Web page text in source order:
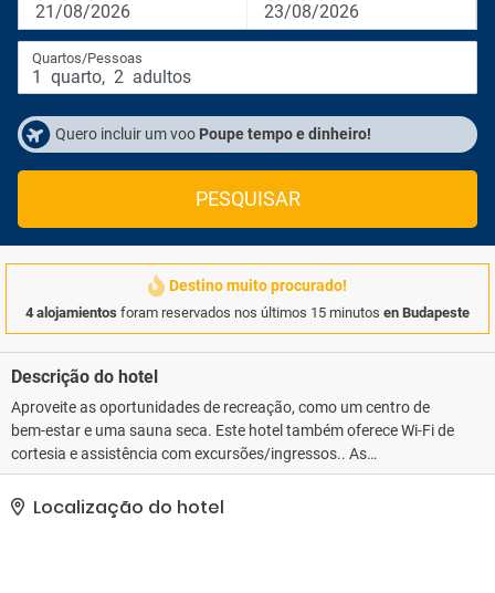
21/08/2026 23/08/2026
Quartos/Pessoas
1 quarto, 2 adultos
Quero incluir um voo Poupe tempo e dinheiro!
PESQUISAR
Destino muito procurado!
4 alojamientos foram reservados nos últimos 15 minutos en Budapeste
Descrição do hotel
Aproveite as oportunidades de recreação, como um centro de
bem-estar e uma sauna seca. Este hotel também oferece Wi-Fi de
cortesia e assistência com excursões/ingressos.. As
comodidades presentes incluem serviço de lavanderia e lavagem
a seco, balcão de recepção 24 horas e equipe multilíngue..
Localização do hotel